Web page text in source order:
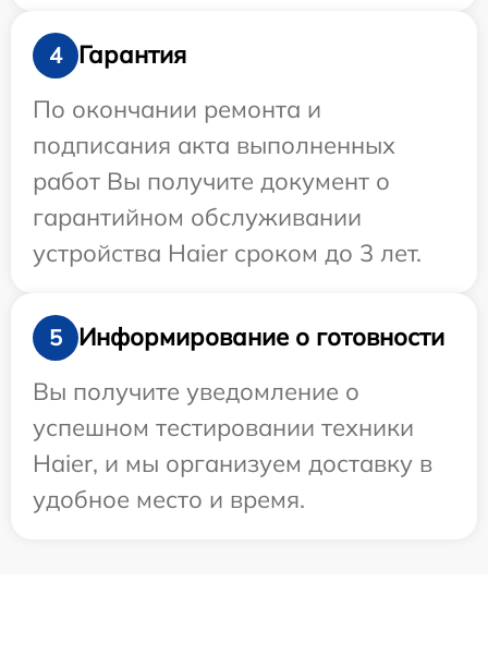
4
Гарантия
По окончании ремонта и
подписания акта выполненных
работ Вы получите документ о
гарантийном обслуживании
устройства Haier сроком до 3 лет.
5
Информирование о готовности
Вы получите уведомление о
успешном тестировании техники
Haier, и мы организуем доставку в
удобное место и время.